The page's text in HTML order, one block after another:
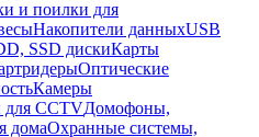
и поилки для
Накопители данныхUSB
SSD дискиКарты
Оптические
Камеры
для CCTVДомофоны,
домаОхранные системы,